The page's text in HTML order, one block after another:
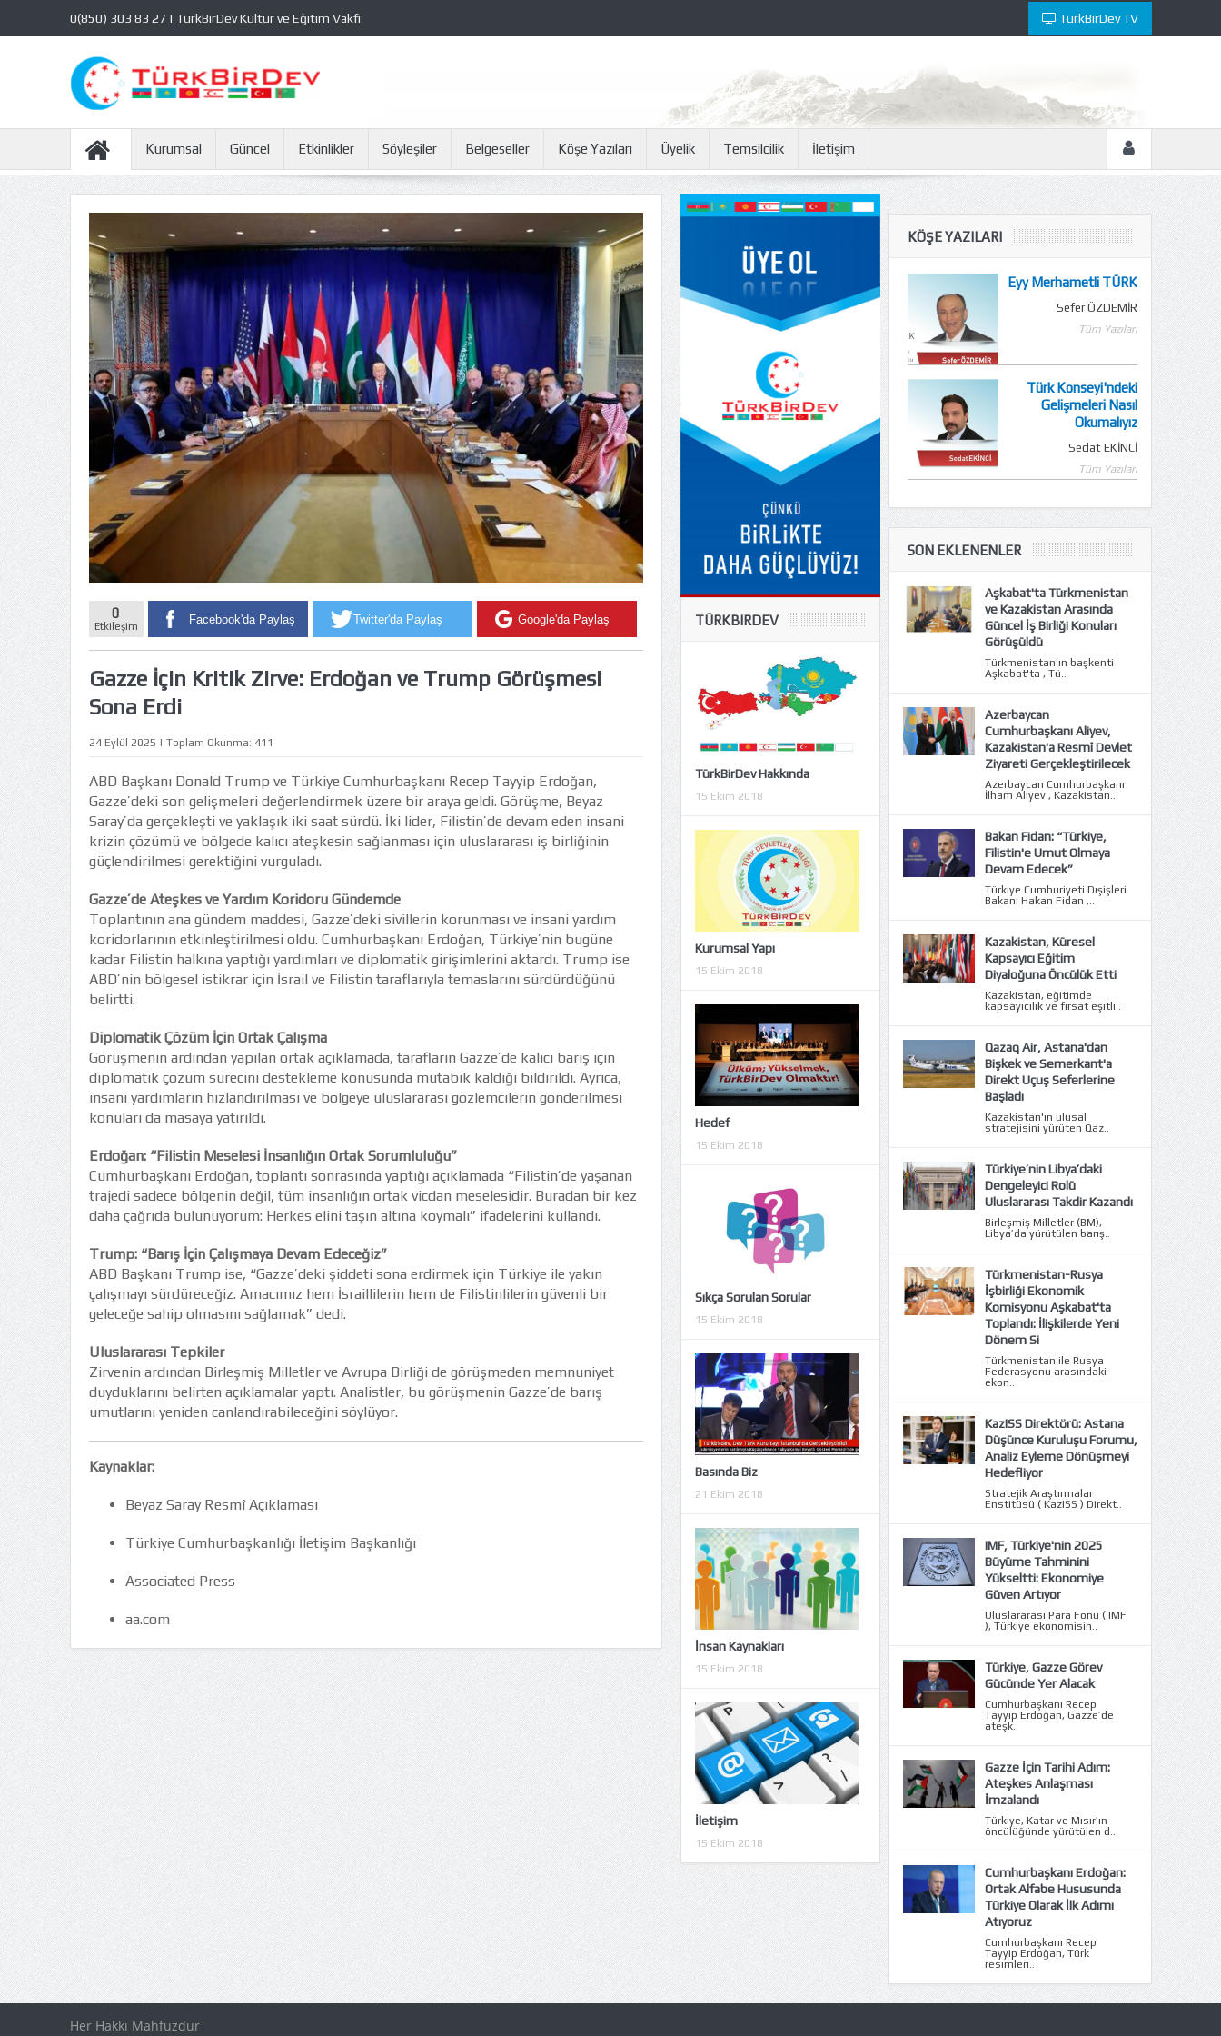
0(850) 303 83 27 | TürkBirDev Kültür ve Eğitim Vakfı TürkBirDev TV
Kurumsal Güncel Etkinlikler Söyleşiler Belgeseller Köşe Yazıları Üyelik Temsilcilik İletişim
0
Etkileşim Facebook'da Paylaş Twitter'da Paylaş Google'da Paylaş
Gazze İçin Kritik Zirve: Erdoğan ve Trump Görüşmesi
Sona Erdi
24 Eylül 2025 | Toplam Okunma: 411
ABD Başkanı Donald Trump ve Türkiye Cumhurbaşkanı Recep Tayyip Erdoğan,
Gazze’deki son gelişmeleri değerlendirmek üzere bir araya geldi. Görüşme, Beyaz
Saray’da gerçekleşti ve yaklaşık iki saat sürdü. İki lider, Filistin’de devam eden insani
krizin çözümü ve bölgede kalıcı ateşkesin sağlanması için uluslararası iş birliğinin
güçlendirilmesi gerektiğini vurguladı.
Gazze’de Ateşkes ve Yardım Koridoru Gündemde
Toplantının ana gündem maddesi, Gazze’deki sivillerin korunması ve insani yardım
koridorlarının etkinleştirilmesi oldu. Cumhurbaşkanı Erdoğan, Türkiye’nin bugüne
kadar Filistin halkına yaptığı yardımları ve diplomatik girişimlerini aktardı. Trump ise
ABD’nin bölgesel istikrar için İsrail ve Filistin taraflarıyla temaslarını sürdürdüğünü
belirtti.
Diplomatik Çözüm İçin Ortak Çalışma
Görüşmenin ardından yapılan ortak açıklamada, tarafların Gazze’de kalıcı barış için
diplomatik çözüm sürecini destekleme konusunda mutabık kaldığı bildirildi. Ayrıca,
insani yardımların hızlandırılması ve bölgeye uluslararası gözlemcilerin gönderilmesi
konuları da masaya yatırıldı.
Erdoğan: “Filistin Meselesi İnsanlığın Ortak Sorumluluğu”
Cumhurbaşkanı Erdoğan, toplantı sonrasında yaptığı açıklamada “Filistin’de yaşanan
trajedi sadece bölgenin değil, tüm insanlığın ortak vicdan meselesidir. Buradan bir kez
daha çağrıda bulunuyorum: Herkes elini taşın altına koymalı” ifadelerini kullandı.
Trump: “Barış İçin Çalışmaya Devam Edeceğiz”
ABD Başkanı Trump ise, “Gazze’deki şiddeti sona erdirmek için Türkiye ile yakın
çalışmayı sürdüreceğiz. Amacımız hem İsraillilerin hem de Filistinlilerin güvenli bir
geleceğe sahip olmasını sağlamak” dedi.
Uluslararası Tepkiler
Zirvenin ardından Birleşmiş Milletler ve Avrupa Birliği de görüşmeden memnuniyet
duyduklarını belirten açıklamalar yaptı. Analistler, bu görüşmenin Gazze’de barış
umutlarını yeniden canlandırabileceğini söylüyor.
Kaynaklar:
Beyaz Saray Resmî Açıklaması
Türkiye Cumhurbaşkanlığı İletişim Başkanlığı
Associated Press
aa.com
TÜRKBIRDEV
TürkBirDev Hakkında
15 Ekim 2018
Kurumsal Yapı
15 Ekim 2018
Hedef
15 Ekim 2018
Sıkça Sorulan Sorular
15 Ekim 2018
Basında Biz
21 Ekim 2018
İnsan Kaynakları
15 Ekim 2018
İletişim
15 Ekim 2018
KÖŞE YAZILARI
Eyy Merhametli TÜRK
Sefer ÖZDEMİR
Tüm Yazıları
Türk Konseyi'ndeki
Gelişmeleri Nasıl
Okumalıyız
Sedat EKİNCİ
Tüm Yazıları
SON EKLENENLER
Aşkabat'ta Türkmenistan
ve Kazakistan Arasında
Güncel İş Birliği Konuları
Görüşüldü
Türkmenistan'ın başkenti
Aşkabat'ta , Tü..
Azerbaycan
Cumhurbaşkanı Aliyev,
Kazakistan'a Resmî Devlet
Ziyareti Gerçekleştirilecek
Azerbaycan Cumhurbaşkanı
İlham Aliyev , Kazakistan..
Bakan Fidan: “Türkiye,
Filistin'e Umut Olmaya
Devam Edecek”
Türkiye Cumhuriyeti Dışişleri
Bakanı Hakan Fidan ,..
Kazakistan, Küresel
Kapsayıcı Eğitim
Diyaloğuna Öncülük Etti
Kazakistan, eğitimde
kapsayıcılık ve fırsat eşitli..
Qazaq Air, Astana'dan
Bişkek ve Semerkant'a
Direkt Uçuş Seferlerine
Başladı
Kazakistan'ın ulusal
stratejisini yürüten Qaz..
Türkiye’nin Libya’daki
Dengeleyici Rolü
Uluslararası Takdir Kazandı
Birleşmiş Milletler (BM),
Libya’da yürütülen barış..
Türkmenistan-Rusya
İşbirliği Ekonomik
Komisyonu Aşkabat'ta
Toplandı: İlişkilerde Yeni
Dönem Si
Türkmenistan ile Rusya
Federasyonu arasındaki
ekon..
KazISS Direktörü: Astana
Düşünce Kuruluşu Forumu,
Analiz Eyleme Dönüşmeyi
Hedefliyor
Stratejik Araştırmalar
Enstitüsü ( KazISS ) Direkt..
IMF, Türkiye'nin 2025
Büyüme Tahminini
Yükseltti: Ekonomiye
Güven Artıyor
Uluslararası Para Fonu ( IMF
), Türkiye ekonomisin..
Türkiye, Gazze Görev
Gücünde Yer Alacak
Cumhurbaşkanı Recep
Tayyip Erdoğan, Gazze’de
ateşk..
Gazze İçin Tarihi Adım:
Ateşkes Anlaşması
İmzalandı
Türkiye, Katar ve Mısır’ın
öncülüğünde yürütülen d..
Cumhurbaşkanı Erdoğan:
Ortak Alfabe Hususunda
Türkiye Olarak İlk Adımı
Atıyoruz
Cumhurbaşkanı Recep
Tayyip Erdoğan, Türk
resimleri..
Her Hakkı Mahfuzdur